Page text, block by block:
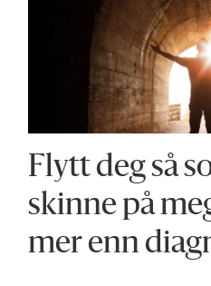
Flytt deg så
skinne på
mer enn